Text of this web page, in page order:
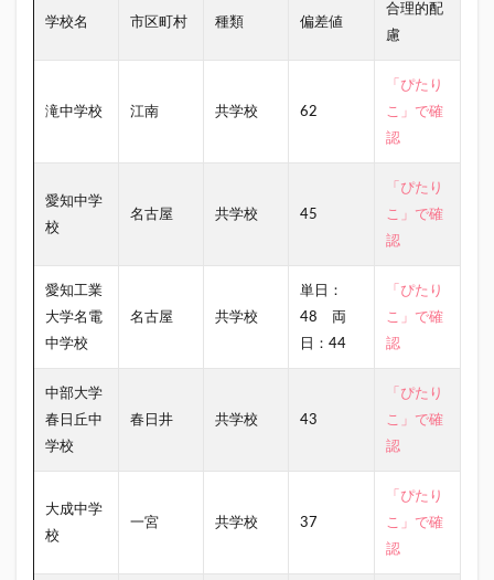
学校名 市区町村 種類 偏差値
合理的配
慮
滝中学校 江南 共学校 62
「ぴたり
こ」で確
認
愛知中学
校
名古屋 共学校 45
「ぴたり
こ」で確
認
愛知工業
大学名電
中学校
名古屋 共学校
単日：
48 両
日：44
「ぴたり
こ」で確
認
中部大学
春日丘中
学校
春日井 共学校 43
「ぴたり
こ」で確
認
大成中学
校
一宮 共学校 37
「ぴたり
こ」で確
認